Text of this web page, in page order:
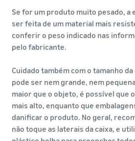
Se for um produto muito pesado, a
ser feita de um material mais
conferir o peso indicado nas
pelo fabricante.
Cuidado também com o tamanho
pode ser nem grande, nem
maior que o objeto, é possível que
mais alto, enquanto que
danificar o produto. No geral,
não toque as laterais da caixa, e